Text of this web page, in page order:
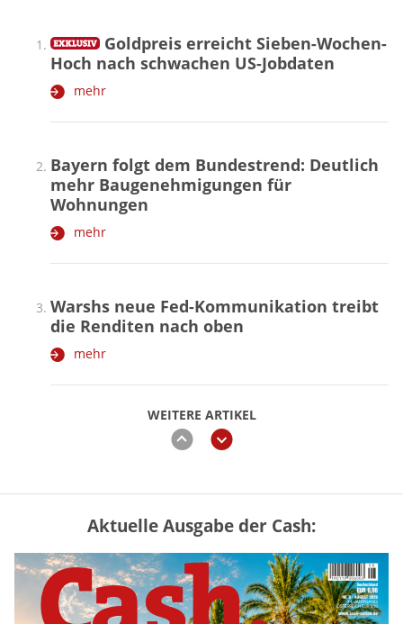
WEITERE ARTIKEL
zurückweiter
Goldpreis erreicht Sieben-Wochen-
Hoch nach schwachen US-Jobdaten
mehr
Bayern folgt dem Bundestrend: Deutlich
mehr Baugenehmigungen für
Wohnungen
mehr
Warshs neue Fed-Kommunikation treibt
die Renditen nach oben
mehr
Vermieter-Zutritt: Wann Mieter
die Wohnung öffnen müssen
mehr
Aktuelle Ausgabe der Cash: